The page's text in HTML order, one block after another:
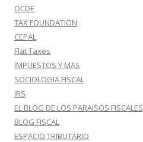
OCDE
TAX FOUNDATION
CEPAL
Flat Taxes
IMPUESTOS Y MAS
SOCIOLOGIA FISCAL
IRS
EL BLOG DE LOS PARAISOS FISCALES
BLOG FISCAL
ESPACIO TRIBUTARIO